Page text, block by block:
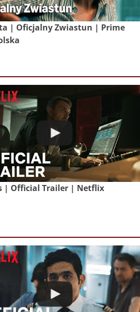
| Oficjalny Zwiastun | Prime
| Official Trailer | Netflix